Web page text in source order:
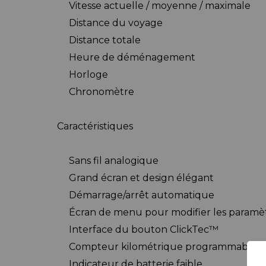
Vitesse actuelle / moyenne / maximale
Distance du voyage
Distance totale
Heure de déménagement
Horloge
Chronomètre
Caractéristiques
Sans fil analogique
Grand écran et design élégant
Démarrage/arrêt automatique
Écran de menu pour modifier les
Interface du bouton ClickTec™
Compteur kilométrique programmable